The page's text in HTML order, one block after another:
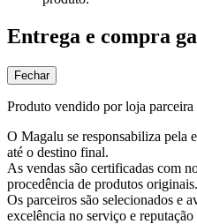
Entrega e compra
Fechar
Produto vendido por loja
O Magalu se responsabiliza pela
até o destino final.
As vendas são certificadas com
procedência de produtos originais.
Os parceiros são selecionados e
excelência no serviço e